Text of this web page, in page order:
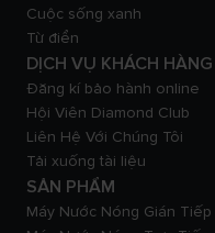
Cuộc sống xanh
Từ điển
DỊCH VỤ KHÁCH HÀNG
Đăng kí bảo hành online
Hội Viên Diamond Club
Liên Hệ Với Chúng Tôi
Tải xuống tài liệu
SẢN PHẨM
Máy Nước Nóng Gián Tiếp